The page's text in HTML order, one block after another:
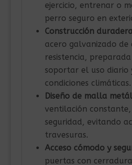
ejercicio, entrenar o
perro seguro en
Construcción
acero galvanizado de
resistencia,
soportar el uso diario
condiciones climáticas.
Diseño de malla
ventilación constante,
seguridad, evitando
travesuras.
Acceso cómodo y
puertas con